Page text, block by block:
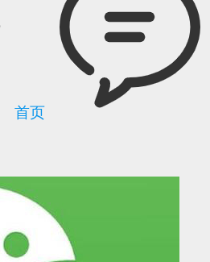
首页